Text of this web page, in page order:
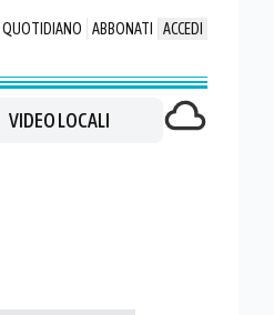
QUOTIDIANO ABBONATI ACCEDI
VIDEO LOCALI